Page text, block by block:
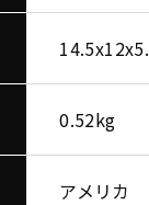
0.52kg
アメリカ